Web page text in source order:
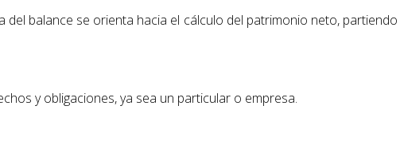
balance se orienta hacia el cálculo del patrimonio neto, partiendo
y obligaciones, ya sea un particular o empresa.